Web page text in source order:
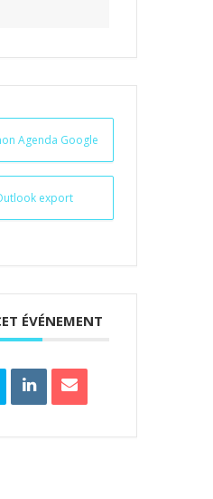
Agenda Google
export
ÉVÉNEMENT